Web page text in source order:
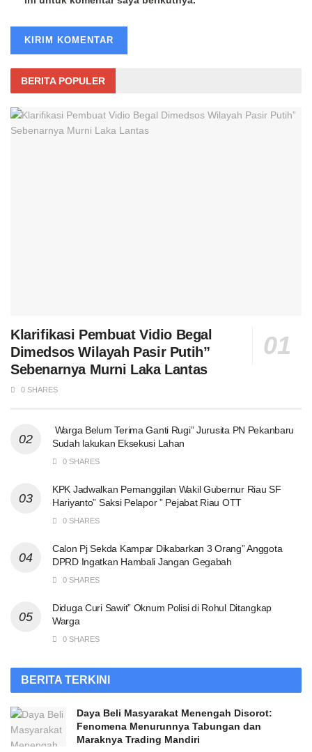
BERITA POPULER
Klarifikasi Pembuat Vidio Begal
Dimedsos Wilayah Pasir Putih”
Sebenarnya Murni Laka Lantas
0 SHARES
Warga Belum Terima Ganti Rugi” Jurusita PN Pekanbaru
Sudah lakukan Eksekusi Lahan
0 SHARES
KPK Jadwalkan Pemanggilan Wakil Gubernur Riau SF
Hariyanto” Saksi Pelapor ” Pejabat Riau OTT
0 SHARES
Calon Pj Sekda Kampar Dikabarkan 3 Orang” Anggota
DPRD Ingatkan Hambali Jangan Gegabah
0 SHARES
Diduga Curi Sawit” Oknum Polisi di Rohul Ditangkap
Warga
0 SHARES
BERITA TERKINI
Daya Beli Masyarakat Menengah Disorot:
Fenomena Menurunnya Tabungan dan
Maraknya Trading Mandiri